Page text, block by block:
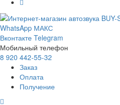
WhatsApp МАКС
Вконтакте Telegram
Мобильный телефон
8 920 442-55-32
Заказ
Оплата
Получение